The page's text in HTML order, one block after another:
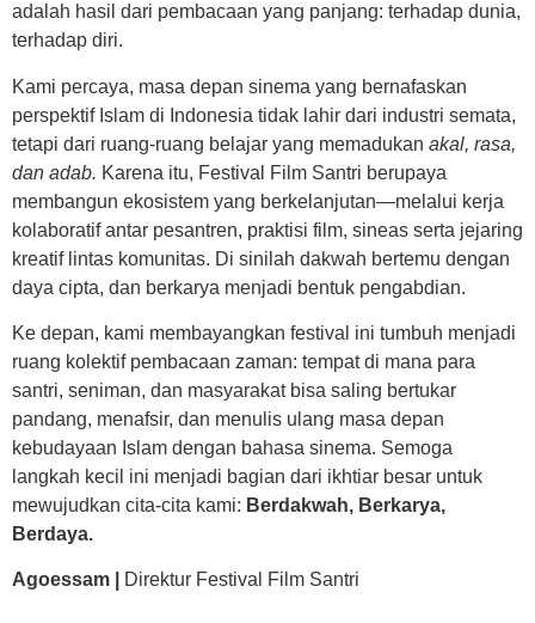
adalah hasil dari pembacaan yang panjang: terhadap dunia,
terhadap diri.
Kami percaya, masa depan sinema yang bernafaskan
perspektif Islam di Indonesia tidak lahir dari industri semata,
tetapi dari ruang-ruang belajar yang memadukan akal, rasa,
dan adab. Karena itu, Festival Film Santri berupaya
membangun ekosistem yang berkelanjutan—melalui kerja
kolaboratif antar pesantren, praktisi film, sineas serta jejaring
kreatif lintas komunitas. Di sinilah dakwah bertemu dengan
daya cipta, dan berkarya menjadi bentuk pengabdian.
Ke depan, kami membayangkan festival ini tumbuh menjadi
ruang kolektif pembacaan zaman: tempat di mana para
santri, seniman, dan masyarakat bisa saling bertukar
pandang, menafsir, dan menulis ulang masa depan
kebudayaan Islam dengan bahasa sinema. Semoga
langkah kecil ini menjadi bagian dari ikhtiar besar untuk
mewujudkan cita-cita kami: Berdakwah, Berkarya,
Berdaya.
Agoessam | Direktur Festival Film Santri